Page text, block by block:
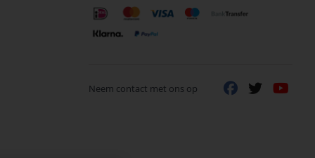
Neem contact met ons op